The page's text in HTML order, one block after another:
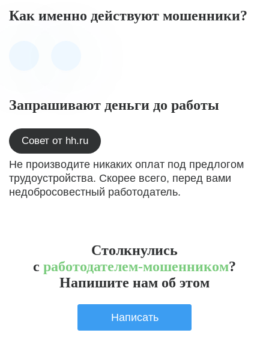
Как именно действуют мошенники?
Запрашивают деньги до работы
Совет от hh.ru
Не производите никаких оплат под предлогом
трудоустройства. Скорее всего, перед вами
недобросовестный работодатель.
Столкнулись
с работодателем-мошенником?
Напишите нам об этом
Написать